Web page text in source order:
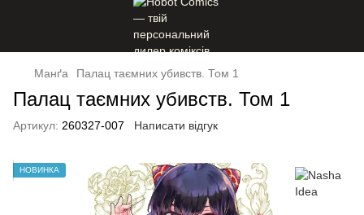
Манґа Палац таємних убивств. Том 1
Палац таємних убивств. Том 1
Артикул: 260327-007 Написати відгук
НОВИНКА